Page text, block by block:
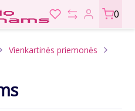
0
Vienkartinės priemonės